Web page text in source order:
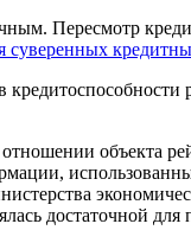
Пересмотр
суверенных
объекта
достаточной для